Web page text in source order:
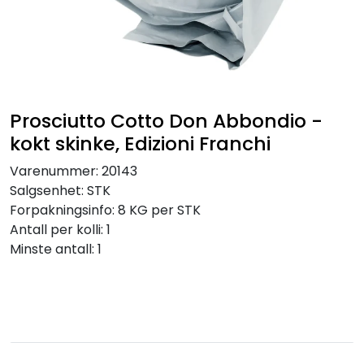
Prosciutto Cotto Don Abbondio -
kokt skinke, Edizioni Franchi
Varenummer: 20143
Salgsenhet: STK
Forpakningsinfo: 8 KG per STK
Antall per kolli: 1
Minste antall: 1